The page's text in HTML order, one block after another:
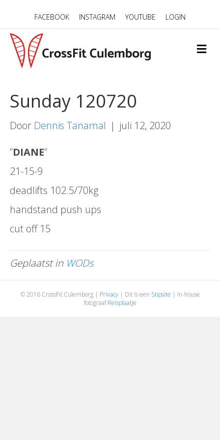
FACEBOOK INSTAGRAM YOUTUBE LOGIN
M
E
Sunday 120720
Door Dennis Tanamal | juli 12, 2020
”DIANE”
21-15-9
deadlifts 102.5/70kg
handstand push ups
cut off 15
Geplaatst in WODs
© 2016 CrossFit Culemborg | Privacy| Dit is een Stipsite | In-house
fotograafReisplaatje